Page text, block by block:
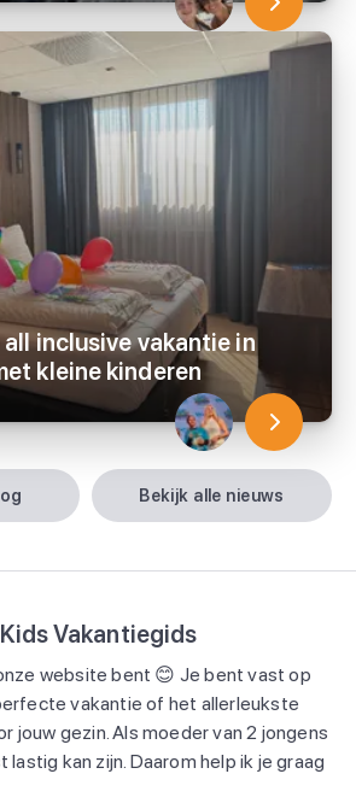
bekijk alle nieuws
all inclusive vakantie in
kleine kinderen
Vakantiegids
website bent 😊 Je bent vast op
vakantie of het allerleukste
jouw gezin. Als moeder van 2 jongens
kan zijn. Daarom help ik je graag